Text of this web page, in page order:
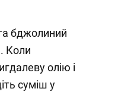
бджолиний
Коли
олію і
суміш у